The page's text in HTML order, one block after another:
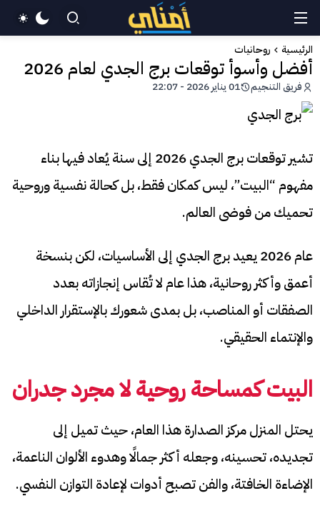
الرئيسية روحانيات
أفضل وأسوأ توقعات برج الجدي لعام 2026
فريق التنجيم 01 يناير 2026 - 22:07
تشير توقعات برج الجدي 2026 إلى سنة يُعاد فيها بناء
مفهوم “البيت”، ليس كمكان فقط، بل كحالة نفسية وروحية
تحميك من فوضى العالم.
عام 2026 يعيد برج الجدي إلى الأساسيات، لكن بنسخة
أعمق وأكثر روحانية، هذا عام لا تُقاس إنجازاته بعدد
الصفقات أو المناصب، بل بمدى شعورك بالإستقرار الداخلي
والإنتماء الحقيقي.
البيت كمساحة روحية لا مجرد جدران
يحتل المنزل مركز الصدارة هذا العام، حيث تميل إلى
تجديده، تحسينه، وجعله أكثر جمالًا وهدوء الألوان الناعمة،
الإضاءة الخافتة، والفن تصبح أدوات لإعادة التوازن النفسي.